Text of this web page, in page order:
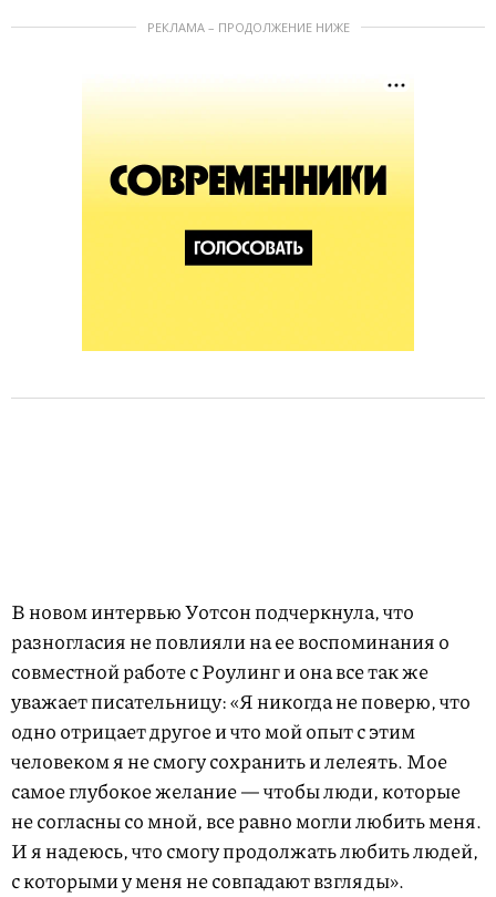
РЕКЛАМА – ПРОДОЛЖЕНИЕ НИЖЕ
В новом интервью Уотсон подчеркнула, что
разногласия не повлияли на ее воспоминания о
совместной работе с Роулинг и она все так же
уважает писательницу: «Я никогда не поверю, что
одно отрицает другое и что мой опыт с этим
человеком я не смогу сохранить и лелеять. Мое
самое глубокое желание — чтобы люди, которые
не согласны со мной, все равно могли любить меня.
И я надеюсь, что смогу продолжать любить людей,
с которыми у меня не совпадают взгляды».